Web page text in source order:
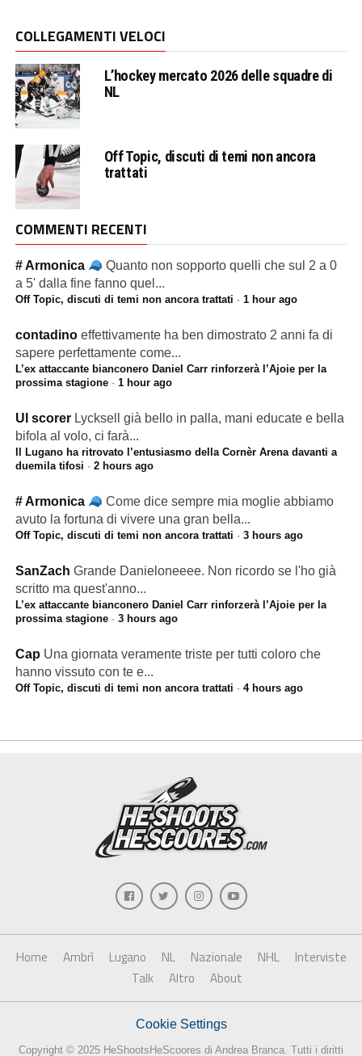
COLLEGAMENTI VELOCI
L’hockey mercato 2026 delle squadre di
NL
Off Topic, discuti di temi non ancora
trattati
COMMENTI RECENTI
# Armonica
Quanto non sopporto quelli che sul 2 a 0
a 5' dalla fine fanno quel...
Off Topic, discuti di temi non ancora trattati · 1 hour ago
contadino effettivamente ha ben dimostrato 2 anni fa di
sapere perfettamente come...
L’ex attaccante bianconero Daniel Carr rinforzerà l’Ajoie per la
prossima stagione· 1 hour ago
Ul scorer Lycksell già bello in palla, mani educate e bella
bifola al volo, ci farà...
Il Lugano ha ritrovato l’entusiasmo della Cornèr Arena davanti a
duemila tifosi · 2 hours ago
# Armonica
Come dice sempre mia moglie abbiamo
avuto la fortuna di vivere una gran bella...
Off Topic, discuti di temi non ancora trattati · 3 hours ago
SanZach Grande Danieloneeee. Non ricordo se l'ho già
scritto ma quest'anno...
L’ex attaccante bianconero Daniel Carr rinforzerà l’Ajoie per la
prossima stagione· 3 hours ago
Cap Una giornata veramente triste per tutti coloro che
hanno vissuto con te e...
Off Topic, discuti di temi non ancora trattati · 4 hours ago
Home Ambrì Lugano NL Nazionale NHL
Interviste
Talk
Altro About
Cookie Settings
Copyright © 2025 HeShootsHeScoores di Andrea Branca. Tutti i diritti